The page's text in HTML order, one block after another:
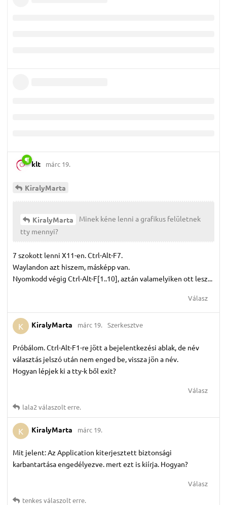
klt márc 19.
KiralyMarta
KiralyMarta
Minek kéne lenni a grafikus felületnek
tty mennyi?
7 szokott lenni X11-en. Ctrl-Alt-F7.
Waylandon azt hiszem, másképp van.
Nyomkodd végig Ctrl-Alt-F[1..10], aztán valamelyiken ott lesz...
Válasz
K KiralyMarta márc 19. Szerkesztve
Próbálom. Ctrl-Alt-F1-re jött a bejelentkezési ablak, de név
választás jelszó után nem enged be, vissza jön a név.
Hogyan lépjek ki a tty-k ből exit?
Válasz
lala2 válaszolt erre.
K KiralyMarta márc 19.
Mit jelent: Az Application kiterjesztett biztonsági
karbantartása engedélyezve. mert ezt is kiírja. Hogyan?
Válasz
tenkesválaszolt erre.